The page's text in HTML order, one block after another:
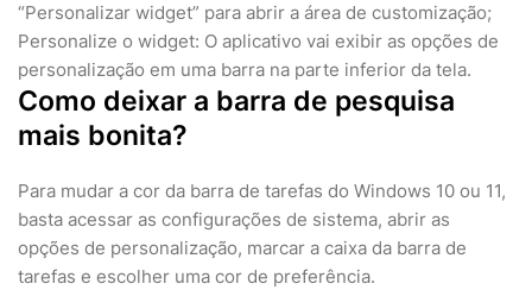
“Personalizar widget” para abrir a área de customização;
Personalize o widget: O aplicativo vai exibir as opções de
personalização em uma barra na parte inferior da tela.
Como deixar a barra de pesquisa
mais bonita?
Para mudar a cor da barra de tarefas do Windows 10 ou 11,
basta acessar as configurações de sistema, abrir as
opções de personalização, marcar a caixa da barra de
tarefas e escolher uma cor de preferência.